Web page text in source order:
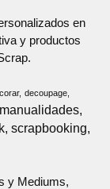
en
y productos
decoupage
manualidades
scrapbooking
y Mediums